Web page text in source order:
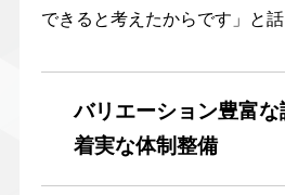
できると考えたからです」と話
バリエーション豊富な
着実な体制整備